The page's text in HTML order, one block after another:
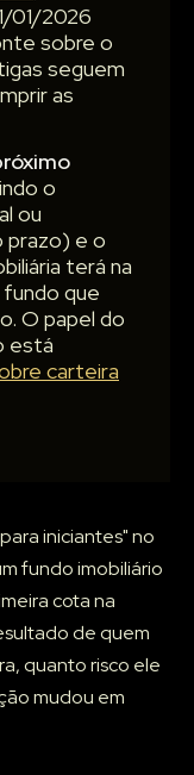
01/2026
sobre o
seguem
as
o
ou
prazo) e o
terá na
que
O papel do
está
carteira
iniciantes" no
fundo imobiliário
cota na
de quem
quanto risco ele
mudou em